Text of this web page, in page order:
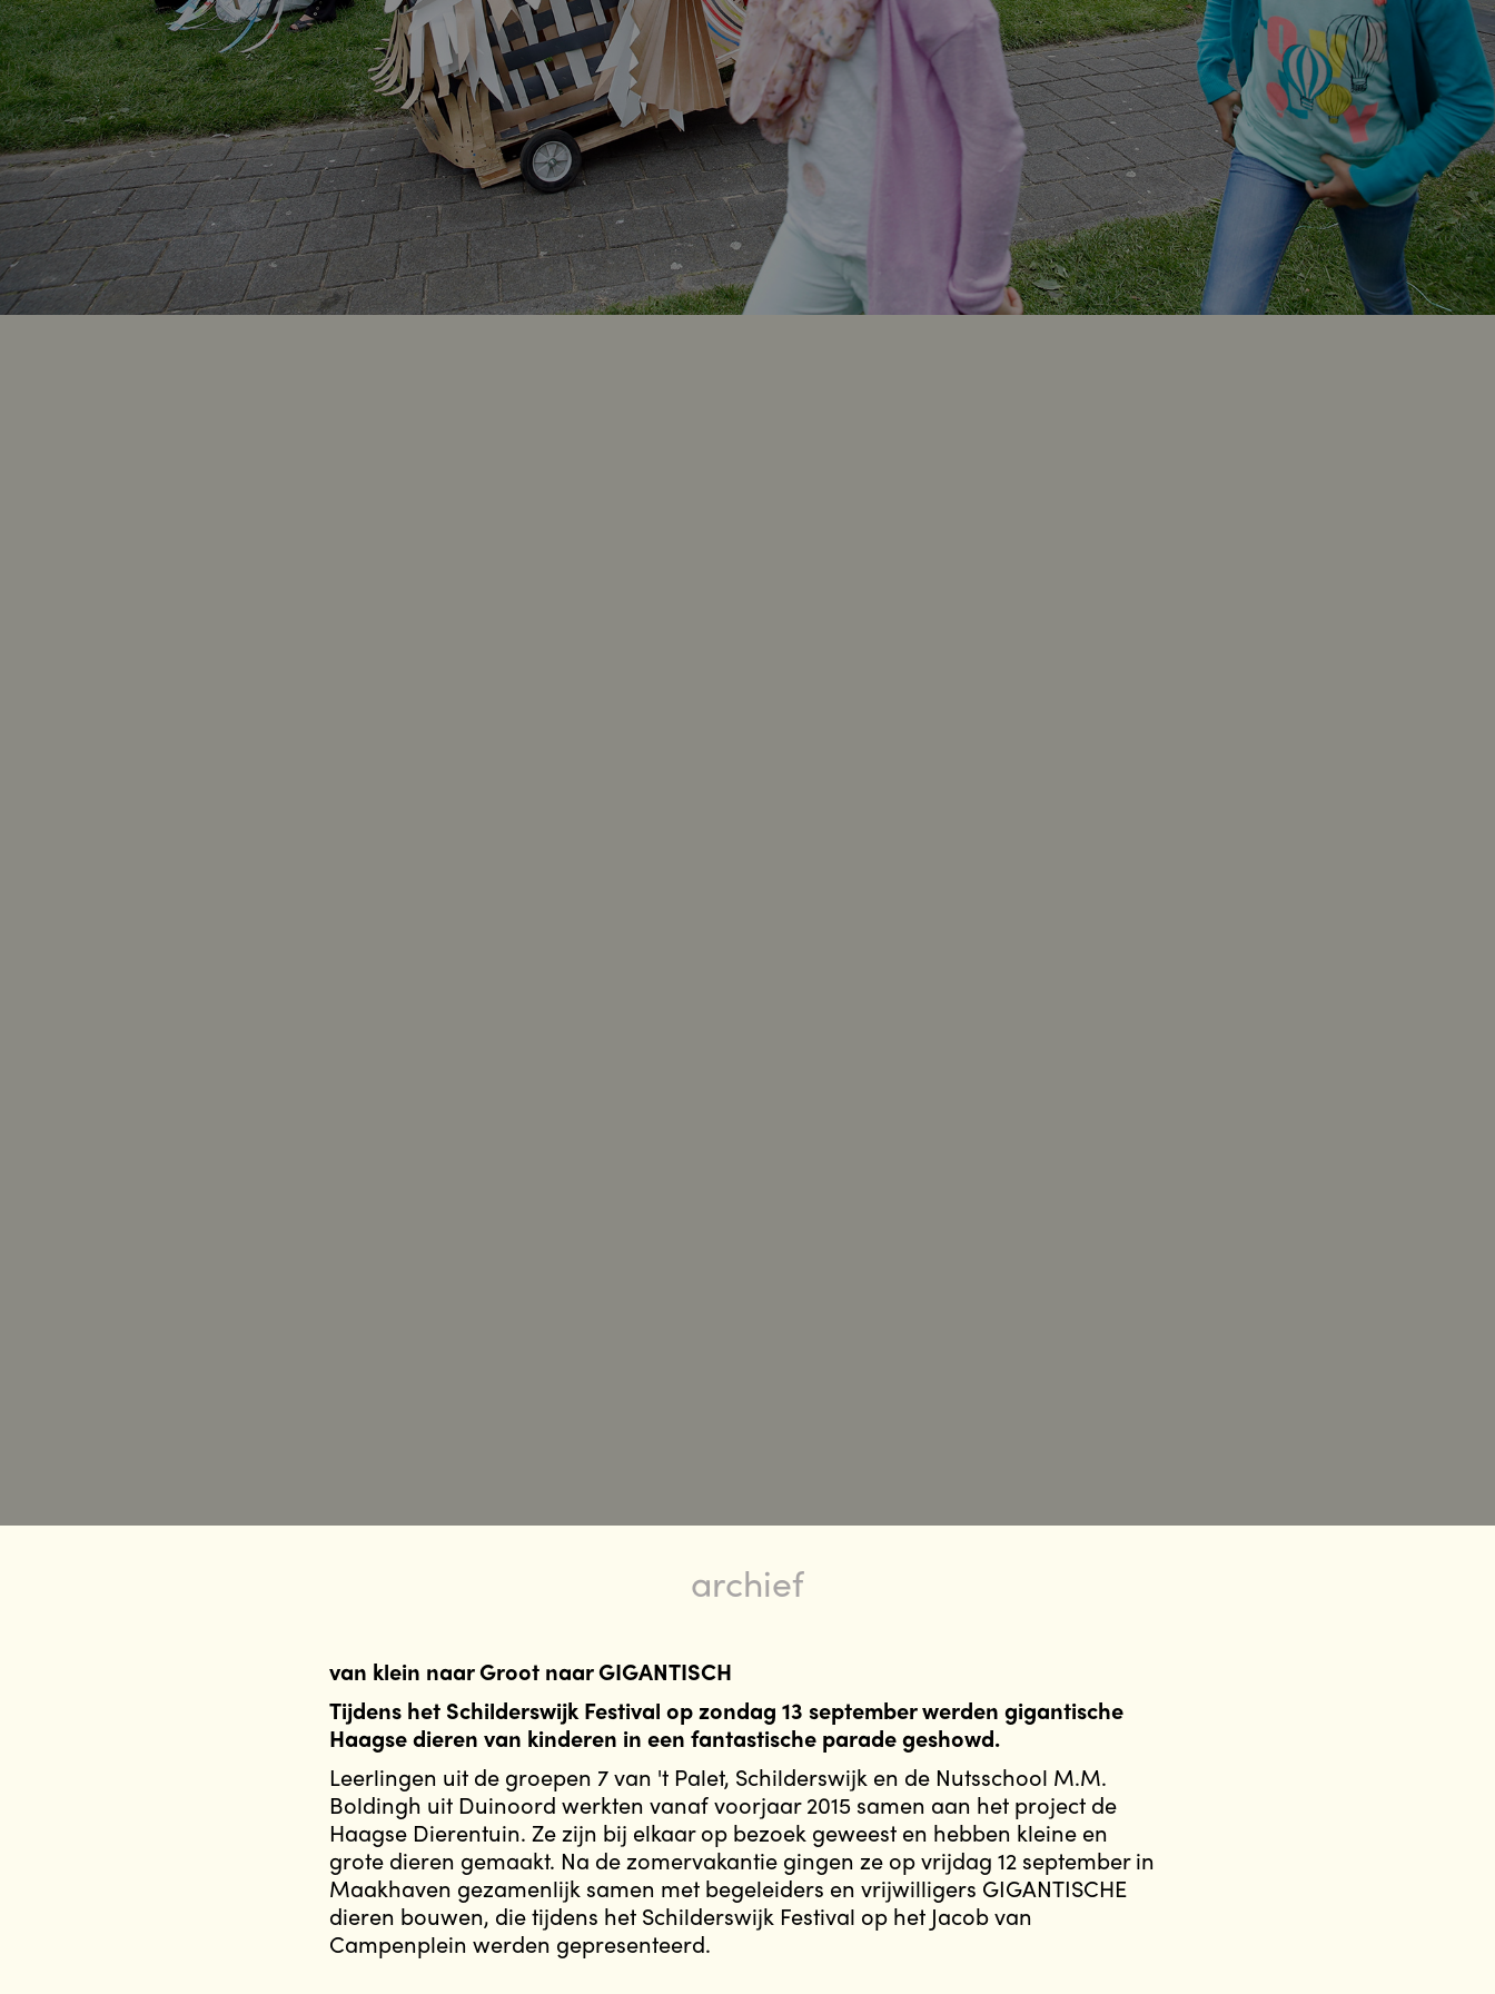
archief
van klein naar Groot naar GIGANTISCH
Tijdens het Schilderswijk Festival op zondag 13 september werden gigantische
Haagse dieren van kinderen in een fantastische parade geshowd.
Leerlingen uit de groepen 7 van 't Palet, Schilderswijk en de Nutsschool M.M.
Boldingh uit Duinoord werkten vanaf voorjaar 2015 samen aan het project de
Haagse Dierentuin. Ze zijn bij elkaar op bezoek geweest en hebben kleine en
grote dieren gemaakt. Na de zomervakantie gingen ze op vrijdag 12 september in
Maakhaven gezamenlijk samen met begeleiders en vrijwilligers GIGANTISCHE
dieren bouwen, die tijdens het Schilderswijk Festival op het Jacob van
Campenplein werden gepresenteerd.